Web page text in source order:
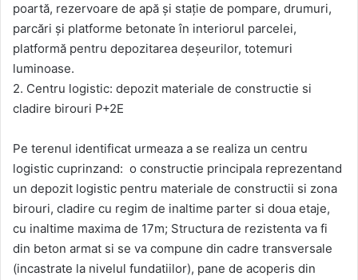
poartă, rezervoare de apă şi staţie de pompare, drumuri,
parcări şi platforme betonate în interiorul parcelei,
platformă pentru depozitarea deşeurilor, totemuri
luminoase.
2. Centru logistic: depozit materiale de constructie si
cladire birouri P+2E
Pe terenul identificat urmeaza a se realiza un centru
logistic cuprinzand: o constructie principala reprezentand
un depozit logistic pentru materiale de constructii si zona
birouri, cladire cu regim de inaltime parter si doua etaje,
cu inaltime maxima de 17m; Structura de rezistenta va fi
din beton armat si se va compune din cadre transversale
(incastrate la nivelul fundatiilor), pane de acoperis din